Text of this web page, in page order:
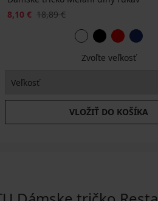
8,10 € 18,89 €
Zvoľte veľkosť
VLOŽIŤ DO KOŠÍKA